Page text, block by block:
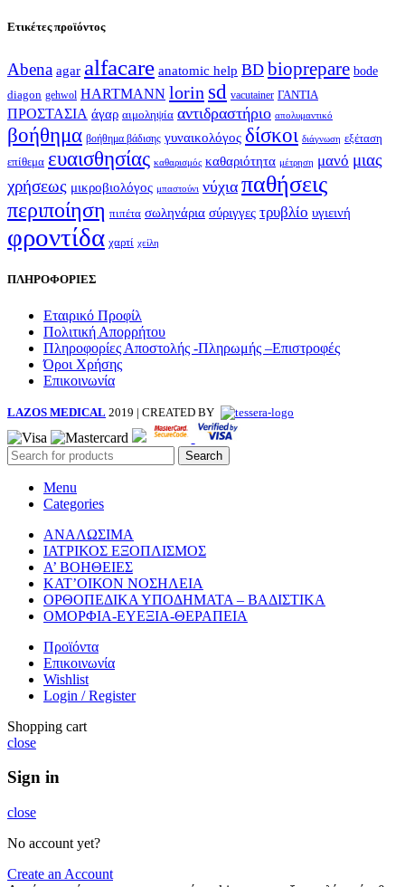
Ετικέτες προϊόντος
Abena agar alfacare anatomic help BD bioprepare bode
diagon gehwol HARTMANN lorin sd vacutainer ΓΑΝΤΙΑ
ΠΡΟΣΤΑΣΙΑ άγαρ αιμοληψία αντιδραστήριο απολυμαντικό
βοήθημα βοήθημα βάδισης γυναικολόγος δίσκοι διάγνωση εξέταση
επίθεμα ευαισθησίας καθαρισμός καθαριότητα μέτρηση μανό μιας
χρήσεως μικροβιολόγος μπαστούνι νύχια παθήσεις
περιποίηση πιπέτα σωληνάρια σύριγγες τρυβλίο υγιεινή
φροντίδα χαρτί χείλη
ΠΛΗΡΟΦΟΡΙΕΣ
Εταιρικό Προφίλ
Πολιτική Απορρήτου
Πληροφορίες Αποστολής -Πληρωμής –Επιστροφές
Όροι Χρήσης
Επικοινωνία
LAZOS MEDICAL 2019 | CREATED BY
Search
Menu
Categories
ΑΝΑΛΩΣΙΜΑ
ΙΑΤΡΙΚΟΣ ΕΞΟΠΛΙΣΜΟΣ
Α’ ΒΟΗΘΕΙΕΣ
ΚΑΤ’ΟΙΚΟΝ ΝΟΣΗΛΕΙΑ
ΟΡΘΟΠΕΔΙΚΑ ΥΠΟΔΗΜΑΤΑ – ΒΑΔΙΣΤΙΚΑ
ΟΜΟΡΦΙΑ-ΕΥΕΞΙΑ-ΘΕΡΑΠΕΙΑ
Προϊόντα
Επικοινωνία
Wishlist
Login / Register
Shopping cart
close
Sign in
close
No account yet?
Create an Account